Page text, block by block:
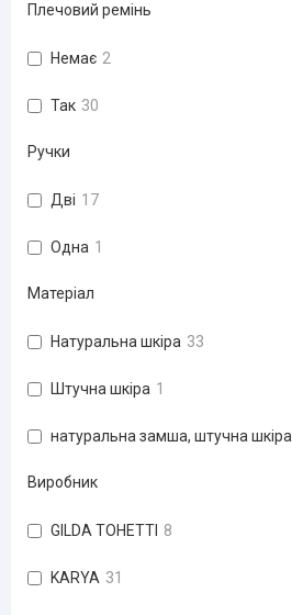
Плечовий ремінь
Немає 2
Так 30
Ручки
Дві 17
Одна 1
Матеріал
Натуральна шкіра 33
Штучна шкіра 1
натуральна замша, штучна шкіра
Виробник
GILDA TOHETTI 8
KARYA 31